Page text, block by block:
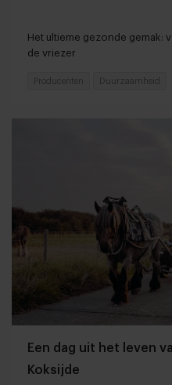
Het ultieme gezonde gemak:
de vriezer
Producenten Duurzaamheid
Een dag uit het leven
Koksijde